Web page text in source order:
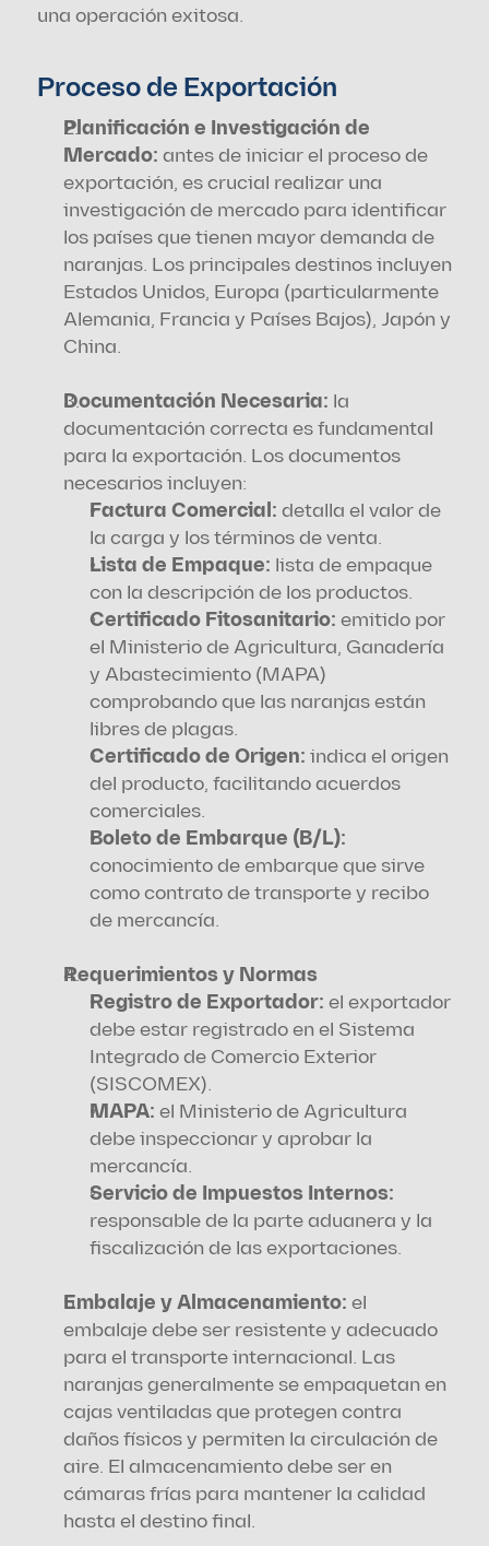
una operación exitosa.
Proceso de Exportación
Planificación e Investigación de
Mercado: antes de iniciar el proceso de
exportación, es crucial realizar una
investigación de mercado para identificar
los países que tienen mayor demanda de
naranjas. Los principales destinos incluyen
Estados Unidos, Europa (particularmente
Alemania, Francia y Países Bajos), Japón y
China.
Documentación Necesaria: la
documentación correcta es fundamental
para la exportación. Los documentos
necesarios incluyen:
Factura Comercial: detalla el valor de
la carga y los términos de venta.
Lista de Empaque: lista de empaque
con la descripción de los productos.
Certificado Fitosanitario: emitido por
el Ministerio de Agricultura, Ganadería
y Abastecimiento (MAPA)
comprobando que las naranjas están
libres de plagas.
Certificado de Origen: indica el origen
del producto, facilitando acuerdos
comerciales.
Boleto de Embarque (B/L):
conocimiento de embarque que sirve
como contrato de transporte y recibo
de mercancía.
Requerimientos y Normas
Registro de Exportador: el exportador
debe estar registrado en el Sistema
Integrado de Comercio Exterior
(SISCOMEX).
MAPA: el Ministerio de Agricultura
debe inspeccionar y aprobar la
mercancía.
Servicio de Impuestos Internos:
responsable de la parte aduanera y la
fiscalización de las exportaciones.
Embalaje y Almacenamiento: el
embalaje debe ser resistente y adecuado
para el transporte internacional. Las
naranjas generalmente se empaquetan en
cajas ventiladas que protegen contra
daños físicos y permiten la circulación de
aire. El almacenamiento debe ser en
cámaras frías para mantener la calidad
hasta el destino final.